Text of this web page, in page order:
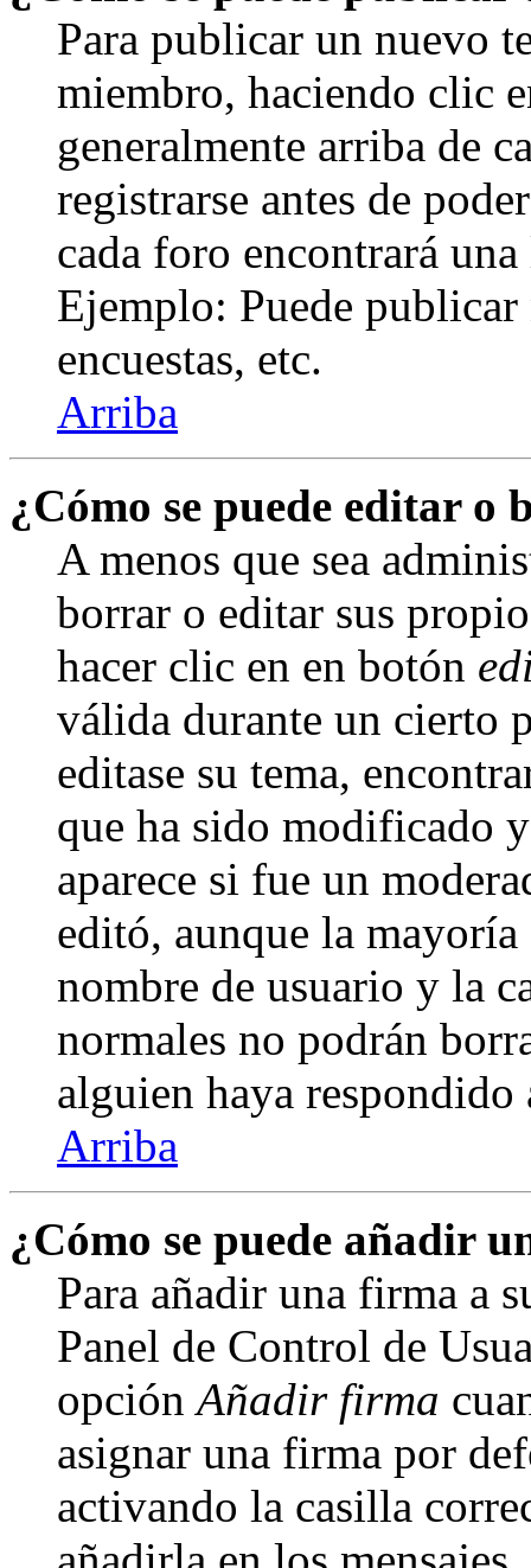
Para publicar un nuevo
miembro, haciendo clic
generalmente arriba de
registrarse antes de
cada foro encontrará
Ejemplo: Puede publicar
encuestas, etc.
Arriba
¿Cómo se puede editar o
A menos que sea
borrar o editar sus
hacer clic en en botón
válida durante un cierto
editase su tema,
que ha sido modificado
aparece si fue un
editó, aunque la
nombre de usuario y la
normales no podrán
alguien haya respondido
Arriba
¿Cómo se puede añadir
Para añadir una firma a
Panel de Control de
opciónAñadir firma
asignar una firma por
activando la casilla